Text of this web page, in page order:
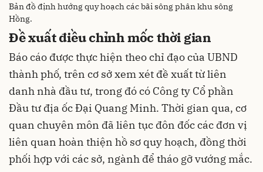
Bản đồ định hướng quy hoạch các bãi sông phân khu sông
Hồng.
Đề xuất điều chỉnh mốc thời gian
Báo cáo được thực hiện theo chỉ đạo của UBND
thành phố, trên cơ sở xem xét đề xuất từ liên
danh nhà đầu tư, trong đó có Công ty Cổ phần
Đầu tư địa ốc Đại Quang Minh. Thời gian qua, cơ
quan chuyên môn đã liên tục đôn đốc các đơn vị
liên quan hoàn thiện hồ sơ quy hoạch, đồng thời
phối hợp với các sở, ngành để tháo gỡ vướng mắc.